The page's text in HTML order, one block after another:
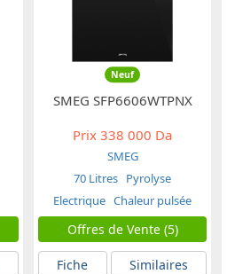
Neuf
SMEG SFP6606WTPNX
Prix 338 000 Da
SMEG
70 Litres Pyrolyse
Electrique Chaleur pulsée
Offres de Vente (5)
Fiche
Similaires